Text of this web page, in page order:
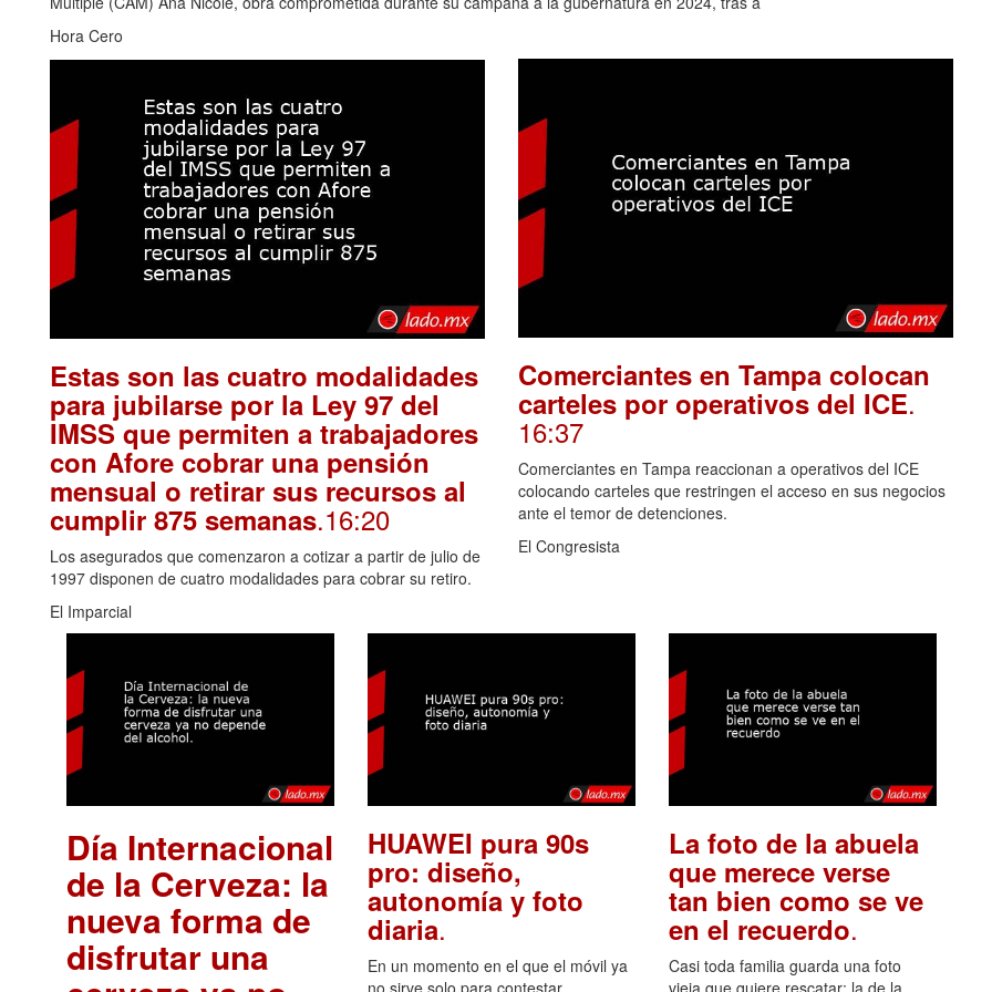
Hora Cero
Estas son las cuatro modalidades
para jubilarse por la Ley 97 del
IMSS que permiten a trabajadores
con Afore cobrar una pensión
mensual o retirar sus recursos al
cumplir 875 semanas.16:20
Los asegurados que comenzaron a cotizar a partir de julio de
1997 disponen de cuatro modalidades para cobrar su retiro.
El Imparcial
Comerciantes en Tampa colocan
carteles por operativos del ICE.
16:37
Comerciantes en Tampa reaccionan a operativos del ICE
colocando carteles que restringen el acceso en sus negocios
ante el temor de detenciones.
El Congresista
Día Internacional
de la Cerveza: la
nueva forma de
disfrutar una
HUAWEI pura 90s
pro: diseño,
autonomía y foto
diaria.
En un momento en el que el móvil ya
no sirve solo para contestar
La foto de la abuela
que merece verse
tan bien como se ve
en el recuerdo.
Casi toda familia guarda una foto
vieja que quiere rescatar: la de la